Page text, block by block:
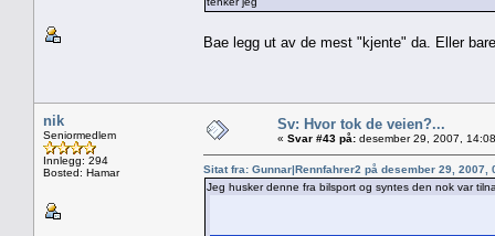
Bae legg ut av de mest "kjente" da. Eller
nik
Seniormedlem
Innlegg: 294
Bosted: Hamar
Sv: Hvor tok de veien?...
« Svar #43 på: desember 29, 2007,
Sitat fra: Gunnar|Rennfahrer2 på desember 29, 2007,
Jeg husker denne fra bilsport og syntes den nok var